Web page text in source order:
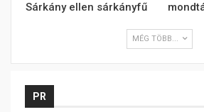
Sárkány ellen sárkányfű
MÉG TÖBB...
PR